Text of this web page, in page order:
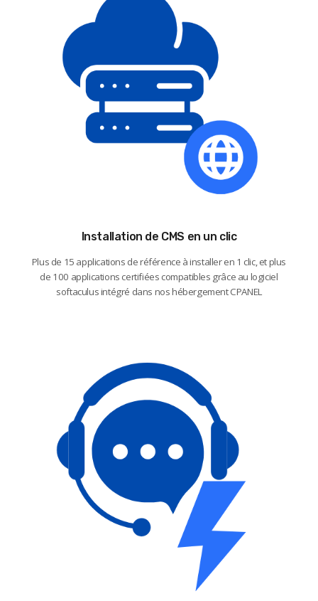
Installation de CMS en un clic
Plus de 15 applications de référence à installer en 1 clic, et plus
de 100 applications certifiées compatibles grâce au logiciel
softaculus intégré dans nos hébergement CPANEL